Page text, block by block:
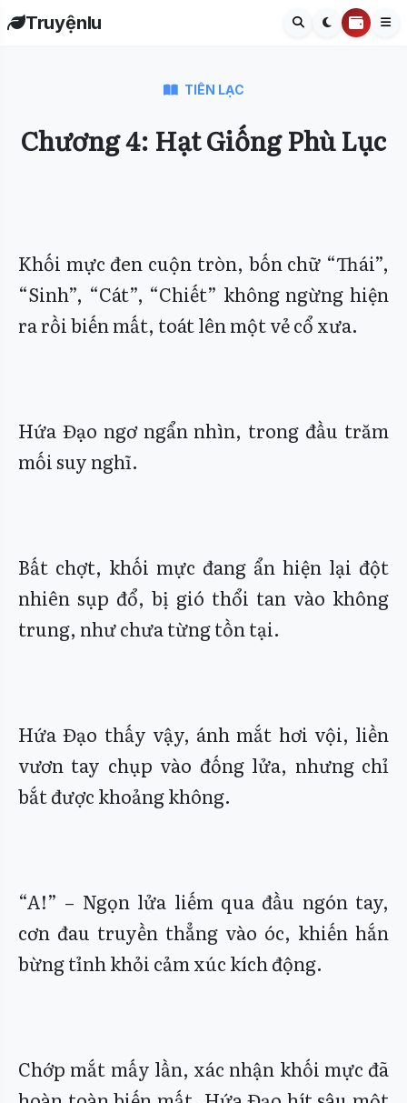
Truyệnlu
TIÊN LẠC
Chương 4: Hạt Giống Phù Lục
Khối mực đen cuộn tròn, bốn chữ “Thái”,
“Sinh”, “Cát”, “Chiết” không ngừng hiện
ra rồi biến mất, toát lên một vẻ cổ xưa.
Hứa Đạo ngơ ngẩn nhìn, trong đầu trăm
mối suy nghĩ.
Bất chợt, khối mực đang ẩn hiện lại đột
nhiên sụp đổ, bị gió thổi tan vào không
trung, như chưa từng tồn tại.
Hứa Đạo thấy vậy, ánh mắt hơi vội, liền
vươn tay chụp vào đống lửa, nhưng chỉ
bắt được khoảng không.
“A!” – Ngọn lửa liếm qua đầu ngón tay,
cơn đau truyền thẳng vào óc, khiến hắn
bừng tỉnh khỏi cảm xúc kích động.
Chớp mắt mấy lần, xác nhận khối mực đã